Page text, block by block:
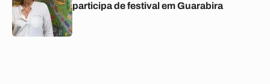
participa de festival em Guarabira